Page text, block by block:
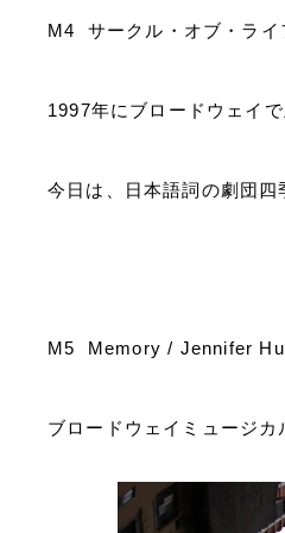
M4 サークル・オブ・ライ
1997年にブロードウェイ
今日は、日本語詞の劇団四
M5 Memory / Jennifer
ブロードウェイミュージカ